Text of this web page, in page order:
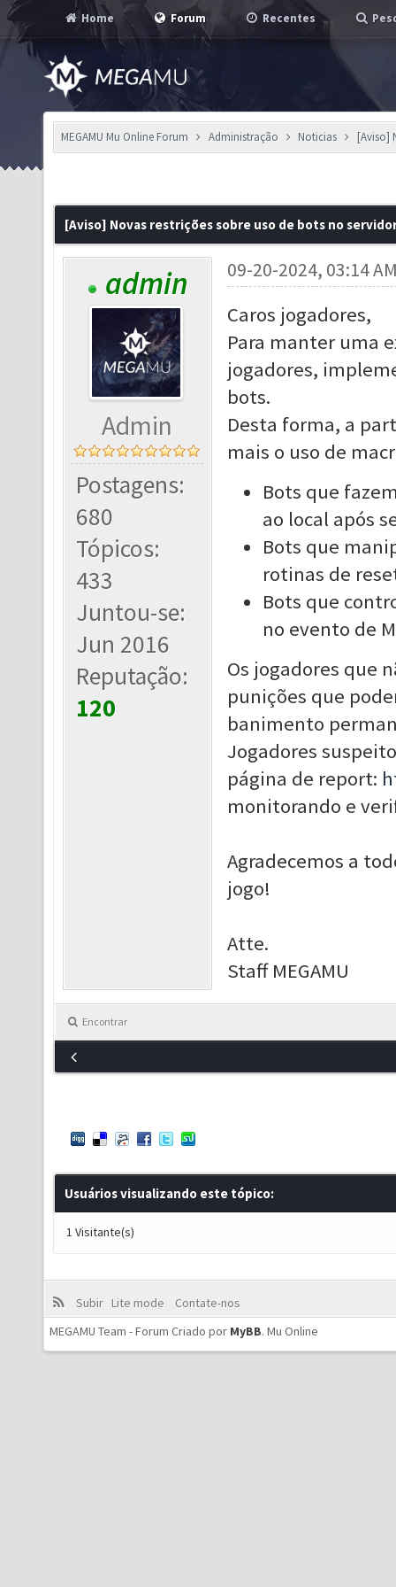
Home Forum Recentes
MEGAMU Mu Online Forum Administração Noticias [Aviso]
[Aviso] Novas restrições sobre uso de bots no
admin
Admin
Postagens:
680
Tópicos:
433
Juntou-se:
Jun 2016
Reputação:
120
09-20-2024, 03:14
Caros jogadores,
Para manter uma
jogadores,
bots.
Desta forma, a
mais o uso de
Bots que
ao local após
Bots que
rotinas de
Bots que
no evento de
Os jogadores que
punições que
banimento
Jogadores
página de report:
monitorando e
Agradecemos a
jogo!
Atte.
Staff MEGAMU
Encontrar
Usuários visualizando este tópico:
1 Visitante(s)
Subir Lite mode
Contate-nos
MEGAMU Team - Forum Criado por MyBB. Mu Online